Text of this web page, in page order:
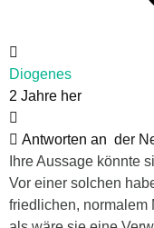
Diogenes
2 Jahre her
Antworten an der
Ihre Aussage könnte
Vor einer solchen
friedlichen, normalem